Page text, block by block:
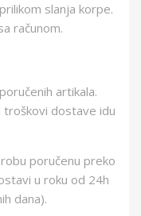
8605043215217
slanja korpe.
računom.
artikala.
troškovi dostave idu
poručenu preko
u roku od 24h
dana).